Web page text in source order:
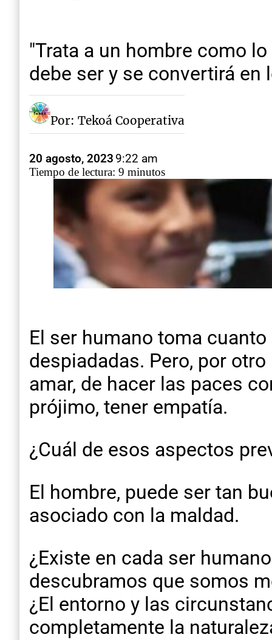
"Trata a un hombre como
debe ser y se convertirá en
Por: Tekoá Cooperativa
20 agosto, 2023 9:22 am
Tiempo de lectura: 9 minutos
El ser humano toma
despiadadas. Pero, por
amar, de hacer las paces
prójimo, tener empatía.
¿Cuál de esos aspectos
El hombre, puede ser tan
asociado con la maldad.
¿Existe en cada ser
descubramos que somos
¿El entorno y las
completamente la